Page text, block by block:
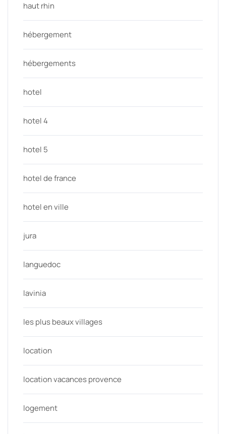
haut rhin
hébergement
hébergements
hotel
hotel 4
hotel 5
hotel de france
hotel en ville
jura
languedoc
lavinia
les plus beaux villages
location
location vacances provence
logement